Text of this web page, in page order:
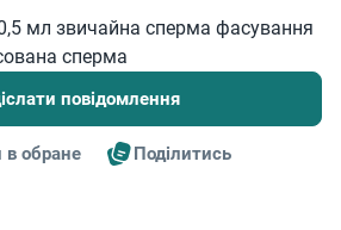
мл звичайна сперма фасування
сперма
повідомлення
в обране Поділитись